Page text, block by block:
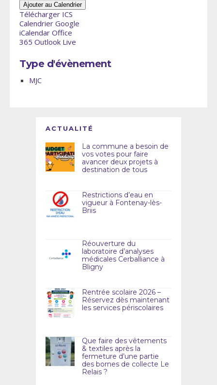
Ajouter au Calendrier
Télécharger ICS
Calendrier Google
iCalendar Office
365 Outlook Live
Type d'évènement
MJC
ACTUALITÉ
La commune a besoin de
vos votes pour faire
avancer deux projets à
destination de tous
Restrictions d’eau en
vigueur à Fontenay-lès-
Briis
Réouverture du
laboratoire d’analyses
médicales Cerballiance à
Bligny
Rentrée scolaire 2026 –
Réservez dès maintenant
les services périscolaires
Que faire des vêtements
& textiles après la
fermeture d’une partie
des bornes de collecte Le
Relais ?